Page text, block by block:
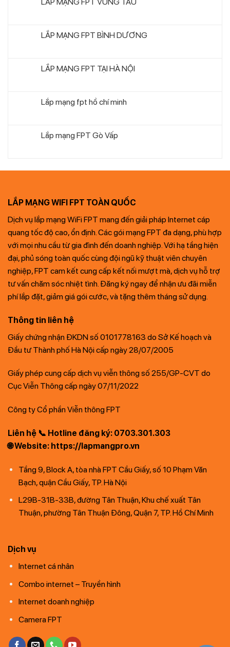
LẮP MẠNG FPT BÌNH DƯƠNG
LẮP MẠNG FPT TẠI HÀ NỘI
Lắp mạng fpt hồ chí minh
Lắp mạng FPT Gò Vấp
LẮP MẠNG WIFI FPT TOÀN QUỐC
Dịch vụ lắp mạng WiFi FPT mang đến giải pháp Internet cáp
quang tốc độ cao, ổn định. Các gói mạng FPT đa dạng, phù hợp
với mọi nhu cầu từ gia đình đến doanh nghiệp. Với hạ tầng hiện
đại, phủ sóng toàn quốc cùng đội ngũ kỹ thuật viên chuyên
nghiệp, FPT cam kết cung cấp kết nối mượt mà, dịch vụ hỗ trợ
tư vấn chăm sóc nhiệt tình. Đăng ký ngay để nhận ưu đãi miễn
phí lắp đặt, giảm giá gói cước, và tặng thêm tháng sử dụng.
Thông tin liên hệ
Giấy chứng nhận ĐKDN số 0101778163 do Sở Kế hoạch và
Đầu tư Thành phố Hà Nội cấp ngày 28/07/2005
Giấy phép cung cấp dịch vụ viễn thông số 255/GP-CVT do
Cục Viễn Thông cấp ngày 07/11/2022
Công ty Cổ phần Viễn thông FPT
Liên hệ 📞 Hotline đăng ký: 0703.301.303
🌐 Website: https://lapmangpro.vn
Tầng 9, Block A, tòa nhà FPT Cầu Giấy, số 10 Phạm Văn
Bạch, quận Cầu Giấy, TP. Hà Nội
L29B-31B-33B, đường Tân Thuận, Khu chế xuất Tân
Thuận, phường Tân Thuận Đông, Quận 7, TP. Hồ Chí Minh
Dịch vụ
Internet cá nhân
Combo internet – Truyền hình
Internet doanh nghiệp
Camera FPT